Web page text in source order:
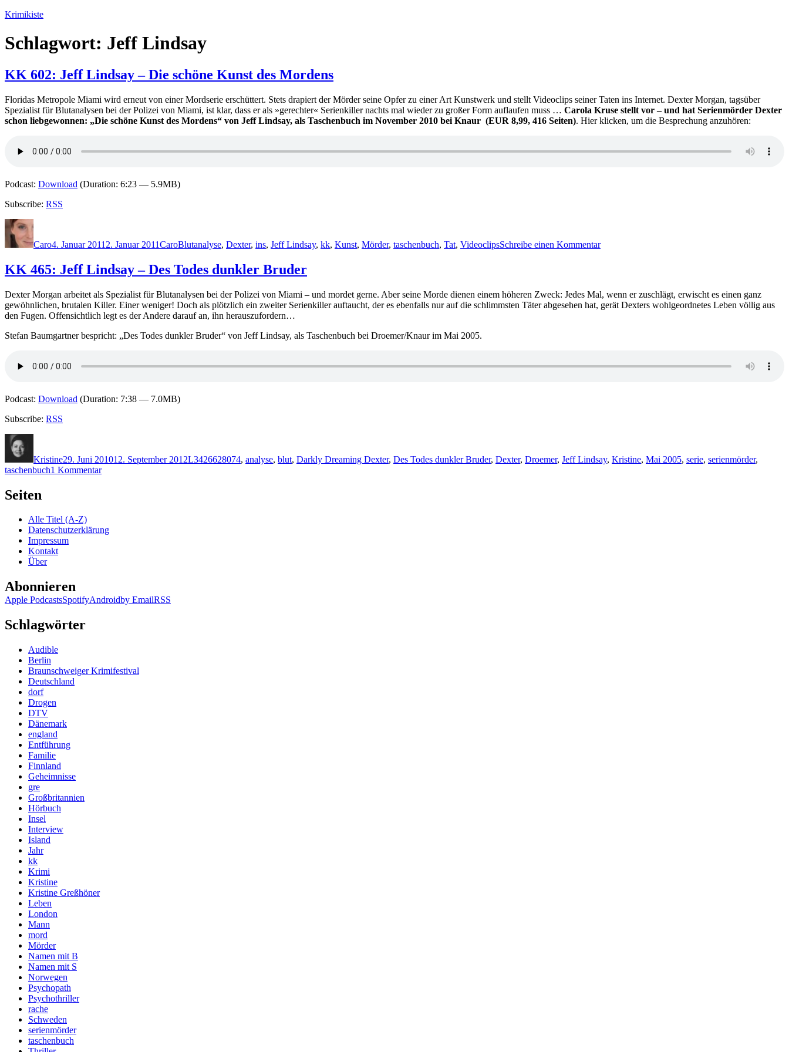
Zum
springen
Krimikiste
Schlagwort: Jeff Lindsay
KK 602: Jeff Lindsay – Die schöne Kunst des Mordens
Floridas Metropole Miami wird erneut von einer Mordserie erschüttert. Stets drapiert der Mörder seine Opfer zu einer Art Kunstwerk und stellt Videoclips seiner Taten ins Internet. Dexter Morgan, tagsüber
Spezialist für Blutanalysen bei der Polizei von Miami, ist klar, dass er als »gerechter« Serienkiller nachts mal wieder zu großer Form auflaufen muss … Carola Kruse stellt vor – und hat Serienmörder Dexter
schon liebgewonnen: „Die schöne Kunst des Mordens“ von Jeff Lindsay, als Taschenbuch im November 2010 bei Knaur (EUR 8,99, 416 Seiten). Hier klicken, um die Besprechung anzuhören:
Podcast: Download (Duration: 6:23 — 5.9MB)
Subscribe: RSS
Autor
Caro4. Januar 2011 2. Januar 2011CaroBlutanalyse, Dexter, ins, Jeff Lindsay, kk, Kunst, Mörder, taschenbuch, Tat, VideoclipsSchreibe einen Kommentar602:
schöne
Kunst
KK 465: Jeff Lindsay – Des Todes dunkler Bruder
Dexter Morgan arbeitet als Spezialist für Blutanalysen bei der Polizei von Miami – und mordet gerne. Aber seine Morde dienen einem höheren Zweck: Jedes Mal, wenn er zuschlägt, erwischt es einen ganz
gewöhnlichen, brutalen Killer. Einer weniger! Doch als plötzlich ein zweiter Serienkiller auftaucht, der es ebenfalls nur auf die schlimmsten Täter abgesehen hat, gerät Dexters wohlgeordnetes Leben völlig aus
den Fugen. Offensichtlich legt es der Andere darauf an, ihn herauszufordern…
Stefan Baumgartner bespricht: „Des Todes dunkler Bruder“ von Jeff Lindsay, als Taschenbuch bei Droemer/Knaur im Mai 2005.
Podcast: Download (Duration: 7:38 — 7.0MB)
Subscribe: RSS
Kristine29. Juni 201012. September 2012L3426628074, analyse, blut, Darkly Dreaming Dexter, Des Todes dunkler Bruder, Dexter, Droemer, Jeff Lindsay, Kristine, Mai 2005, serie, serienmörder,
taschenbuch1 Kommentarzu
Des
Seiten
Alle Titel (A-Z)
Datenschutzerklärung
Impressum
Kontakt
Über
Abonnieren
Apple PodcastsSpotifyAndroidby EmailRSS
Schlagwörter
Audible
Berlin
Braunschweiger Krimifestival
Deutschland
dorf
Drogen
DTV
Dänemark
england
Entführung
Familie
Finnland
Geheimnisse
gre
Großbritannien
Hörbuch
Insel
Interview
Island
Jahr
kk
Krimi
Kristine
Kristine Greßhöner
Leben
London
Mann
mord
Mörder
Namen mit B
Namen mit S
Norwegen
Psychopath
Psychothriller
rache
Schweden
serienmörder
taschenbuch